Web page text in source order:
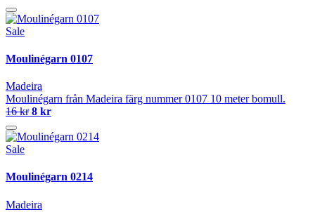
Sale
Moulinégarn 0107
Madeira
Moulinégarn från Madeira färg nummer 0107 10 meter bomull.
16 kr 8 kr
Sale
Moulinégarn 0214
Madeira